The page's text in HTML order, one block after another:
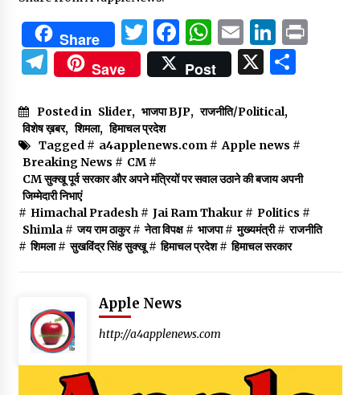
Share Twitter
Facebook
WhatsApp
Email
Telegram
Save Post X
Posted in Slider, भाजपा BJP, राजनीति/Political,
विशेष ख़बर, शिमला, हिमाचल प्रदेश
Tagged # a4applenews.com# Apple news #
Breaking News # CM#
CM सुक्खू पूर्व सरकार और अपने मंत्रियों पर सवाल उठाने की बजाय अपनी
जिम्मेदारी निभाएं
# Himachal Pradesh# Jai Ram Thakur# Politics #
Shimla# जय राम ठाकुर# नेता विपक्ष# भाजपा# मुख्यमंत्री# राजनीति
# शिमला# सुखविंद्र सिंह सुक्खू# हिमाचल प्रदेश# हिमाचल सरकार
Apple News
http://a4applenews.com